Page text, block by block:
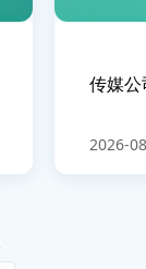
传媒
2026-